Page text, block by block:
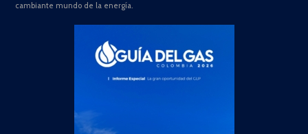
cambiante mundo de la energía.